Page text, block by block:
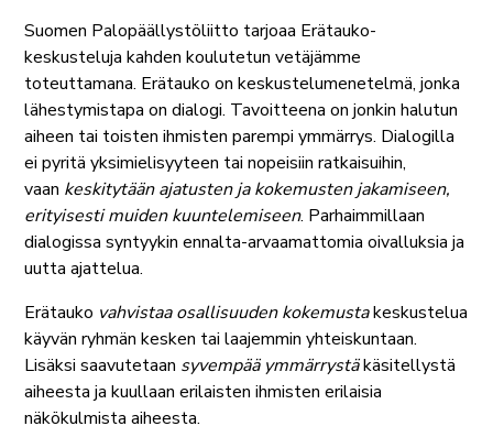
Suomen Palopäällystöliitto tarjoaa Erätauko-
keskusteluja kahden koulutetun vetäjämme
toteuttamana. Erätauko on keskustelumenetelmä, jonka
lähestymistapa on dialogi. Tavoitteena on jonkin halutun
aiheen tai toisten ihmisten parempi ymmärrys. Dialogilla
ei pyritä yksimielisyyteen tai nopeisiin ratkaisuihin,
vaan keskitytään ajatusten ja kokemusten jakamiseen,
erityisesti muiden kuuntelemiseen. Parhaimmillaan
dialogissa syntyykin ennalta-arvaamattomia oivalluksia ja
uutta ajattelua.
Erätauko vahvistaa osallisuuden kokemustakeskustelua
käyvän ryhmän kesken tai laajemmin yhteiskuntaan.
Lisäksi saavutetaan syvempää ymmärrystäkäsitellystä
aiheesta ja kuullaan erilaisten ihmisten erilaisia
näkökulmista aiheesta.